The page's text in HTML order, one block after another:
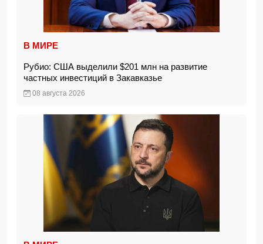
В МИРЕ
Рубио: США выделили $201 млн на развитие
частных инвестиций в Закавказье
08 августа 2026